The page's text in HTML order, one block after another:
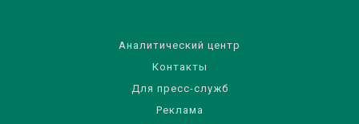
Аналитический центр
Контакты
Для пресс-служб
Реклама